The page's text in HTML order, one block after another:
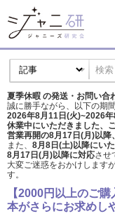
夏季休暇 の発送・お問い合
誠に勝手ながら、以下の期
2026年8月11日(火)~2026
休業中にいただきました、
営業再開の8月17日(月)以降
また、 8月8日(土)以降にい
8月17日(月)以降に対応させ
大変ご迷惑をおかけしますが
す。
【2000円以上のご
本がさらにお求めし